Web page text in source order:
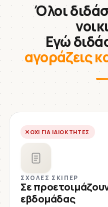
Όλοι
Εγώ
αγοράζεις
ΌΧΙ ΓΙΑ ΙΔΙΟΚΤΉΤΕΣ
ΣΧΟΛΈΣ ΣΚΊΠΕΡ
Σε
εβδομάδας